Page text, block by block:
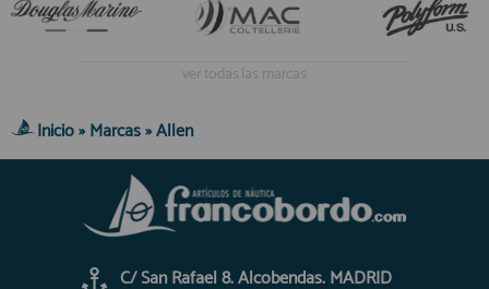
ver todas las marcas
Inicio»Marcas»Allen
C/ San Rafael 8. Alcobendas. MADRID